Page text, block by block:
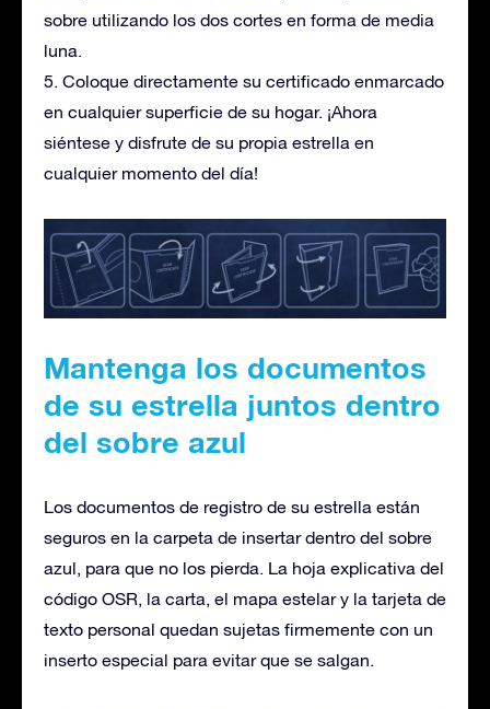
sobre utilizando los dos cortes en forma de media
luna.
5. Coloque directamente su certificado enmarcado
en cualquier superficie de su hogar. ¡Ahora
siéntese y disfrute de su propia estrella en
cualquier momento del día!
Mantenga los documentos
de su estrella juntos dentro
del sobre azul
Los documentos de registro de su estrella están
seguros en la carpeta de insertar dentro del sobre
azul, para que no los pierda. La hoja explicativa del
código OSR, la carta, el mapa estelar y la tarjeta de
texto personal quedan sujetas firmemente con un
inserto especial para evitar que se salgan.